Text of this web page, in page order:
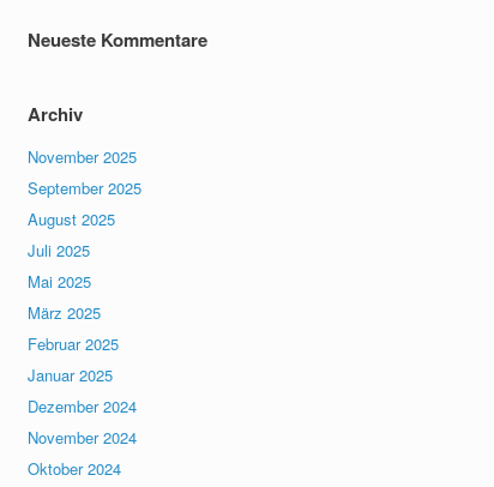
Neueste Kommentare
Archiv
November 2025
September 2025
August 2025
Juli 2025
Mai 2025
März 2025
Februar 2025
Januar 2025
Dezember 2024
November 2024
Oktober 2024